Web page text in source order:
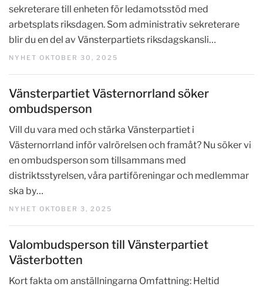
sekreterare till enheten för ledamotsstöd med
arbetsplats riksdagen. Som administrativ sekreterare
blir du en del av Vänsterpartiets riksdagskansli…
NYHET OKTOBER 30, 2025
Vänsterpartiet Västernorrland söker
ombudsperson
Vill du vara med och stärka Vänsterpartiet i
Västernorrland inför valrörelsen och framåt? Nu söker vi
en ombudsperson som tillsammans med
distriktsstyrelsen, våra partiföreningar och medlemmar
ska by…
NYHET OKTOBER 3, 2025
Valombudsperson till Vänsterpartiet
Västerbotten
Kort fakta om anställningarna Omfattning: Heltid